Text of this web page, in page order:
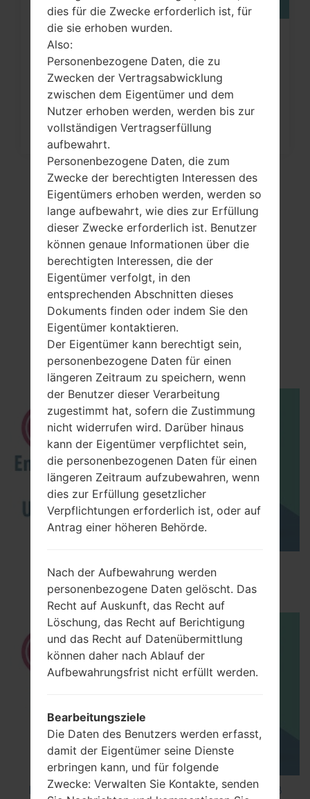
Wie kann man die
Werkseinstellungen durch Menü
auf...
Video
LGH870I(LGH870I)
akaLG G6 LTE-A
How to Enable Developer Options & USB
Debugging on LG ?
How to Factory Reset through code on LG K8
dies für die Zwecke erforderlich ist, für
die sie erhoben wurden.
Also:
Personenbezogene Daten, die zu
Zwecken der Vertragsabwicklung
zwischen dem Eigentümer und dem
Nutzer erhoben werden, werden bis zur
vollständigen Vertragserfüllung
aufbewahrt.
Personenbezogene Daten, die zum
Zwecke der berechtigten Interessen des
Eigentümers erhoben werden, werden so
lange aufbewahrt, wie dies zur Erfüllung
dieser Zwecke erforderlich ist. Benutzer
können genaue Informationen über die
berechtigten Interessen, die der
Eigentümer verfolgt, in den
entsprechenden Abschnitten dieses
Dokuments finden oder indem Sie den
Eigentümer kontaktieren.
Der Eigentümer kann berechtigt sein,
personenbezogene Daten für einen
längeren Zeitraum zu speichern, wenn
der Benutzer dieser Verarbeitung
zugestimmt hat, sofern die Zustimmung
nicht widerrufen wird. Darüber hinaus
kann der Eigentümer verpflichtet sein,
die personenbezogenen Daten für einen
längeren Zeitraum aufzubewahren, wenn
dies zur Erfüllung gesetzlicher
Verpflichtungen erforderlich ist, oder auf
Antrag einer höheren Behörde.
Nach der Aufbewahrung werden
personenbezogene Daten gelöscht. Das
Recht auf Auskunft, das Recht auf
Löschung, das Recht auf Berichtigung
und das Recht auf Datenübermittlung
können daher nach Ablauf der
Aufbewahrungsfrist nicht erfüllt werden.
Bearbeitungsziele
Die Daten des Benutzers werden erfasst,
damit der Eigentümer seine Dienste
erbringen kann, und für folgende
Zwecke: Verwalten Sie Kontakte, senden